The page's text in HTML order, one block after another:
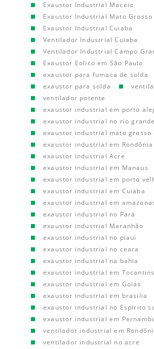
Exaustor Industrial Maceio
Exaustor Industrial Mato Grosso
Exaustor Industrial Cuiaba
Ventilador Industrial Cuiaba
Ventilador Industrial Campo
Exaustor Eolico em São Paulo
exaustor para fumaca de solda
exaustor para solda
ventilador potente
exaustor industrial em porto
exaustor industrial no rio
exaustor industrial mato grosso
exaustor industrial em Rondônia
exaustor industrial Acre
exaustor industrial em Manaus
exaustor industrial em porto
exaustor industrial em Cuiaba
exaustor industrial em
exaustor industrial no Pará
exaustor industrial Maranhão
exaustor industrial no piaui
exaustor industrial no ceara
exaustor industrial na bahia
exaustor industrial em Tocantins
exaustor industrial em Goiás
exaustor industrial em brasilia
exaustor industrial no Espírito
exaustor industrial em
ventilador industrial em
ventilador industrial no acre